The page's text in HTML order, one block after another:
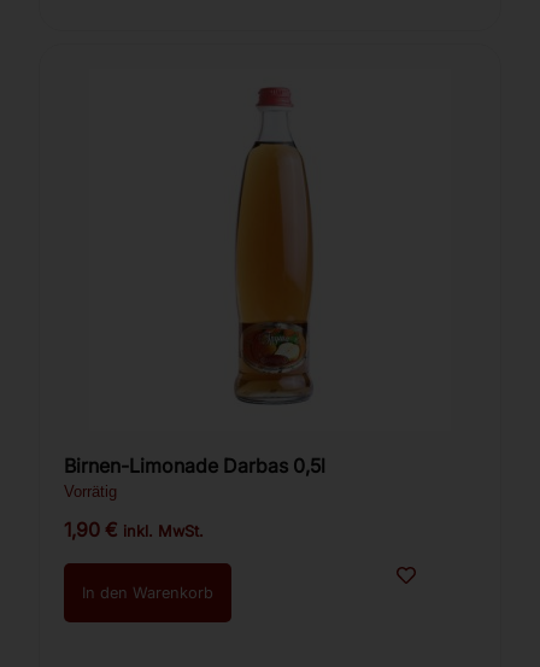
Birnen-Limonade Darbas 0,5l
Vorrätig
1,90€ inkl. MwSt.
In den Warenkorb